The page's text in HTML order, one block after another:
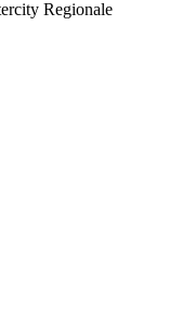
Regionale